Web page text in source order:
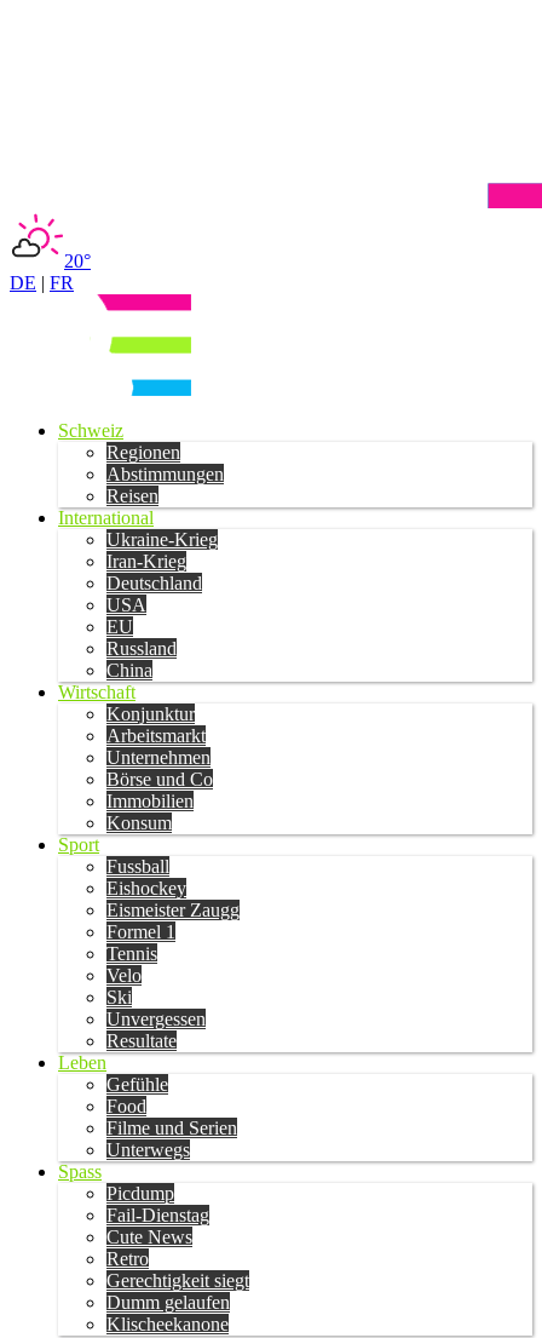
20°
DE | FR
Schweiz
Regionen
Abstimmungen
Reisen
International
Ukraine-Krieg
Iran-Krieg
Deutschland
USA
EU
Russland
China
Wirtschaft
Konjunktur
Arbeitsmarkt
Unternehmen
Börse und Co
Immobilien
Konsum
Sport
Fussball
Eishockey
Eismeister Zaugg
Formel 1
Tennis
Velo
Ski
Unvergessen
Resultate
Leben
Gefühle
Food
Filme und Serien
Unterwegs
Spass
Picdump
Fail-Dienstag
Cute News
Retro
Gerechtigkeit siegt
Dumm gelaufen
Klischeekanone